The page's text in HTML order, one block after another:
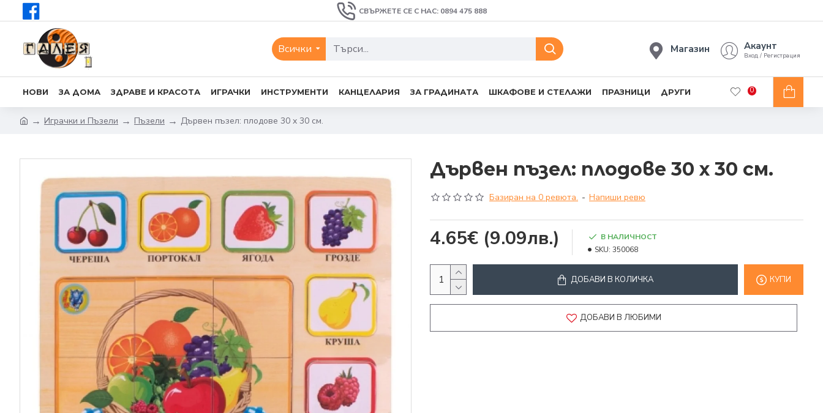
СВЪРЖЕТЕ СЕ С НАС: 0894 475 888
Всички Магазин Акаунт
Вход / Регистрация
НОВИ ЗА ДОМА ЗДРАВЕ И КРАСОТА ИГРАЧКИ ИНСТРУМЕНТИ КАНЦЕЛАРИЯ ЗА ГРАДИНАТА ШКАФОВЕ И СТЕЛАЖИ ПРАЗНИЦИ ДРУГИ 0
Играчки и Пъзели Пъзели Дървен пъзел: плодове 30 x 30 см.
Дървен пъзел: плодове 30 x 30 см.
Базиран на 0 ревюта. - Напиши ревю
4.65€ (9.09лв.)
В НАЛИЧНОСТ
SKU: 350068
ДОБАВИ В КОЛИЧКА КУПИ
ДОБАВИ В ЛЮБИМИ